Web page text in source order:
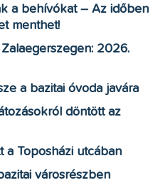
a behívókat – Az időben
menthet!
2026.
a bazitai óvoda javára
döntött az
a Toposházi utcában
városrészben